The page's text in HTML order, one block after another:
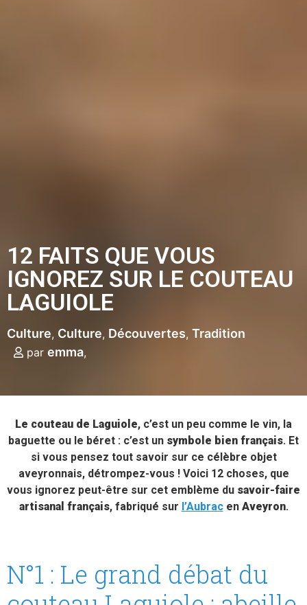
12 FAITS QUE VOUS
IGNOREZ SUR LE COUTEAU
LAGUIOLE
Culture Culture Découvertes Tradition
par emma
Le couteau de Laguiole, c’est un peu comme le vin, la
baguette ou le béret : c’est un symbole bien français. Et
si vous pensez tout savoir sur ce célèbre objet
aveyronnais, détrompez-vous ! Voici 12 choses, que
vous ignorez peut-être sur cet emblème du savoir-faire
artisanal français, fabriqué sur l’Aubracen Aveyron.
N°1 : Le grand débat du